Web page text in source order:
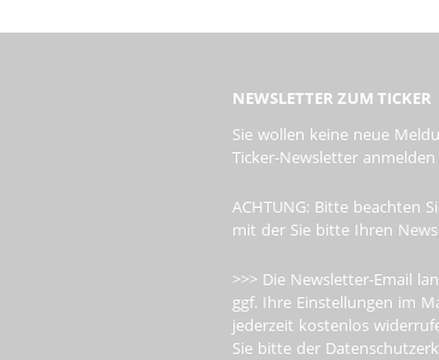
NEWSLETTER ZUM TICKER
Sie wollen keine neue
Ticker-Newsletter
ACHTUNG: Bitte beachten
mit der Sie bitte Ihren
>>> Die Newsletter-Email
ggf. Ihre Einstellungen im
jederzeit kostenlos
Sie bitte der